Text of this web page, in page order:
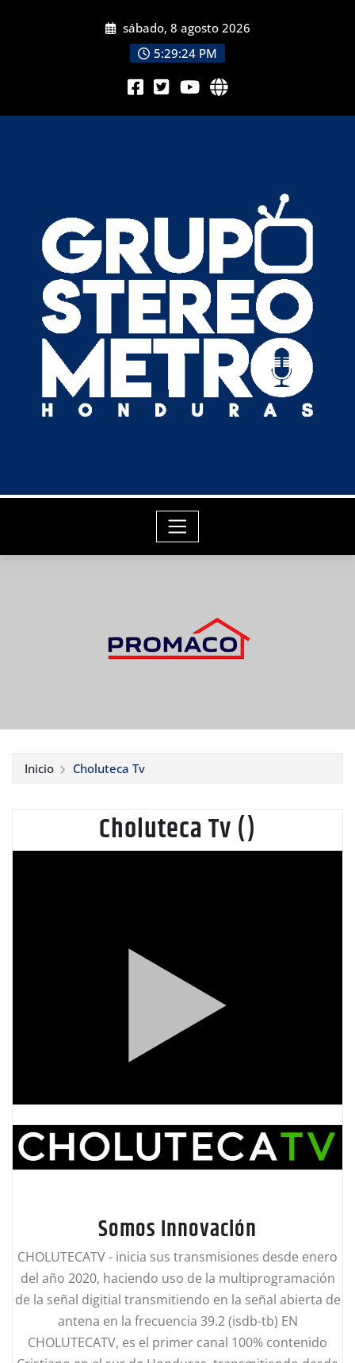
sábado, 8 agosto 2026
5:29:24 PM
Inicio Choluteca Tv
Choluteca Tv ()
Somos Innovación
CHOLUTECATV - inicia sus transmisiones desde enero
del año 2020, haciendo uso de la multiprogramación
de la señal digitial transmitiendo en la señal abierta de
antena en la frecuencia 39.2 (isdb-tb) EN
CHOLUTECATV, es el primer canal 100% contenido